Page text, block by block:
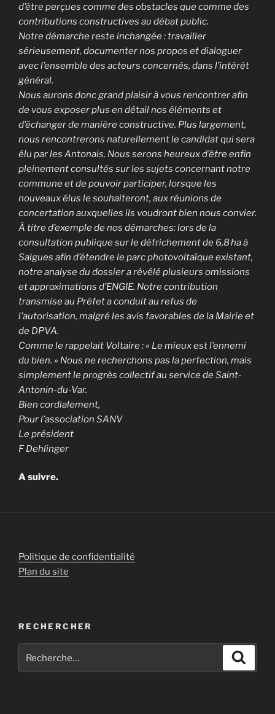
d’être perçues comme des obstacles que comme des
contributions constructives au débat public.
Notre démarche reste inchangée : travailler
sérieusement, documenter nos propos et dialoguer
avec l’ensemble des acteurs concernés, dans l’intérêt
général.
Nous aurons donc grand plaisir à vous rencontrer afin
de vous exposer plus en détail nos éléments et
d’échanger de manière constructive. Plus largement,
nous rencontrerons naturellement le candidat qui sera
élu par les Antonais. Nous serons heureux d’être enfin
pleinement consultés sur les sujets concernant notre
commune et de pouvoir participer, lorsque les
nouveaux élus le souhaiteront, aux réunions de
concertation auxquelles ils voudront bien nous convier.
À titre d’exemple de nos démarches: lors de la
consultation publique sur le défrichement de 6,8 ha à
Salgues afin d’étendre le parc photovoltaïque existant,
notre analyse du dossier a révélé plusieurs omissions
et approximations d’ENGIE. Notre contribution
transmise au Préfet a conduit au refus de
l’autorisation, malgré les avis favorables de la Mairie et
de DPVA.
Comme le rappelait Voltaire : « Le mieux est l’ennemi
du bien. » Nous ne recherchons pas la perfection, mais
simplement le progrès collectif au service de Saint-
Antonin-du-Var.
Bien cordialement,
Pour l’association SANV
Le président
F Dehlinger
A suivre.
Politique de confidentialité
Plan du site
RECHERCHER
pour